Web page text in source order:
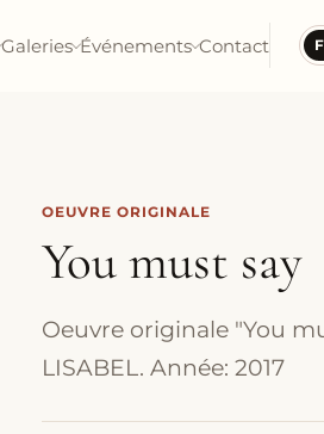
Galeries Événements Contact
OEUVRE ORIGINALE
You must say
Oeuvre originale "You
LISABEL. Année: 2017